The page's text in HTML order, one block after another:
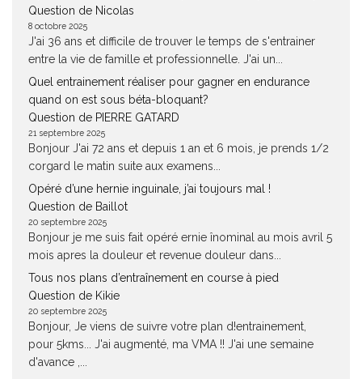
Question de Nicolas
8 octobre 2025
J'ai 36 ans et difficile de trouver le temps de s'entrainer
entre la vie de famille et professionnelle. J'ai un...
Quel entrainement réaliser pour gagner en endurance
quand on est sous béta-bloquant?
Question de PIERRE GATARD
21 septembre 2025
Bonjour J'ai 72 ans et depuis 1 an et 6 mois, je prends 1/2
corgard le matin suite aux examens...
Opéré d’une hernie inguinale, j’ai toujours mal !
Question de Baillot
20 septembre 2025
Bonjour je me suis fait opéré ernie înominal au mois avril 5
mois apres la douleur et revenue douleur dans...
Tous nos plans d’entraînement en course à pied
Question de Kikie
20 septembre 2025
Bonjour, Je viens de suivre votre plan d!entrainement,
pour 5kms... J'ai augmenté, ma VMA !! J'ai une semaine
d'avance ,...